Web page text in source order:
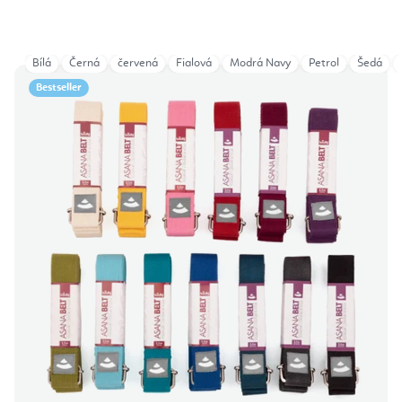
Bestseller
Bílá Černá červená Fialová Modrá Navy Petrol Šedá